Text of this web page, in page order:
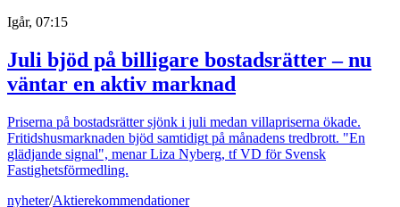
Igår, 07:15
Juli bjöd på billigare bostadsrätter – nu
väntar en aktiv marknad
Priserna på bostadsrätter sjönk i juli medan villapriserna ökade.
Fritidshusmarknaden bjöd samtidigt på månadens tredbrott. "En
glädjande signal", menar Liza Nyberg, tf VD för Svensk
Fastighetsförmedling.
nyheter/Aktierekommendationer